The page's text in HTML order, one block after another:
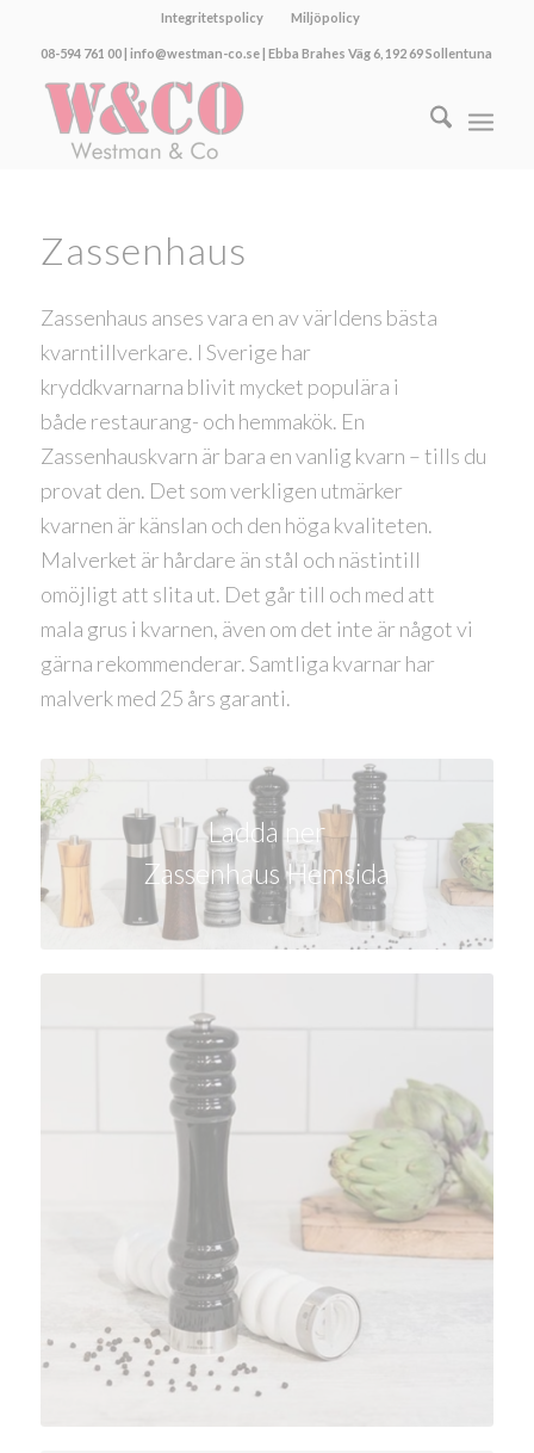
Integritetspolicy Miljöpolicy
08-594 761 00 | info@westman-co.se | Ebba Brahes Väg 6, 192 69 Sollentuna
Zassenhaus
Zassenhaus anses vara en av världens bästa
kvarntillverkare. I Sverige har
kryddkvarnarna blivit mycket populära i
både restaurang- och hemmakök. En
Zassenhauskvarn är bara en vanlig kvarn – tills du
provat den. Det som verkligen utmärker
kvarnen är känslan och den höga kvaliteten.
Malverket är hårdare än stål och nästintill
omöjligt att slita ut. Det går till och med att
mala grus i kvarnen, även om det inte är något vi
gärna rekommenderar. Samtliga kvarnar har
malverk med 25 års garanti.
Ladda ner
Zassenhaus Hemsida